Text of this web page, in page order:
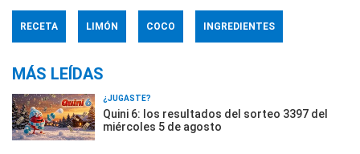
RECETA LIMÓN COCO INGREDIENTES
MÁS LEÍDAS
¿JUGASTE?
Quini 6: los resultados del sorteo 3397 del
miércoles 5 de agosto